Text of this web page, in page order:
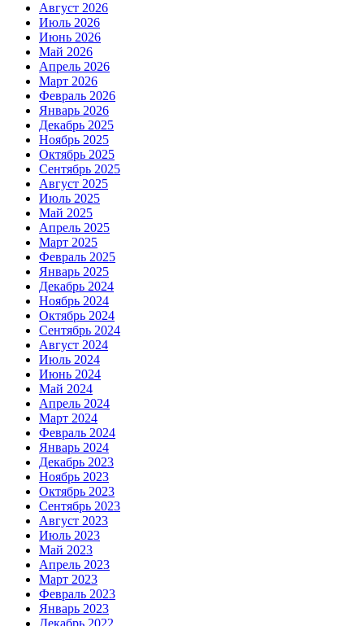
Август 2026
Июль 2026
Июнь 2026
Май 2026
Апрель 2026
Март 2026
Февраль 2026
Январь 2026
Декабрь 2025
Ноябрь 2025
Октябрь 2025
Сентябрь 2025
Август 2025
Июль 2025
Май 2025
Апрель 2025
Март 2025
Февраль 2025
Январь 2025
Декабрь 2024
Ноябрь 2024
Октябрь 2024
Сентябрь 2024
Август 2024
Июль 2024
Июнь 2024
Май 2024
Апрель 2024
Март 2024
Февраль 2024
Январь 2024
Декабрь 2023
Ноябрь 2023
Октябрь 2023
Сентябрь 2023
Август 2023
Июль 2023
Май 2023
Апрель 2023
Март 2023
Февраль 2023
Январь 2023